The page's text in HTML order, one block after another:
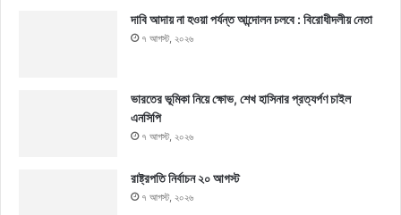
দাবি আদায় না হওয়া পর্যন্ত আন্দোলন চলবে : বিরোধীদলীয় নেতা
৭ আগস্ট, ২০২৬
ভারতের ভূমিকা নিয়ে ক্ষোভ, শেখ হাসিনার প্রত্যর্পণ চাইল
এনসিপি
৭ আগস্ট, ২০২৬
রাষ্ট্রপতি নির্বাচন ২০ আগস্ট
৭ আগস্ট, ২০২৬